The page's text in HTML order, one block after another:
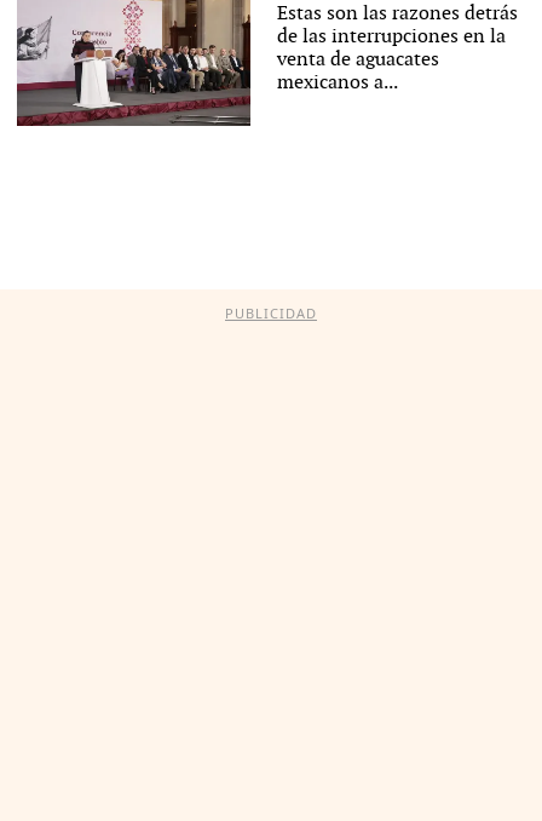
Estas son las razones detrás
de las interrupciones en la
venta de aguacates
mexicanos a...
PUBLICIDAD